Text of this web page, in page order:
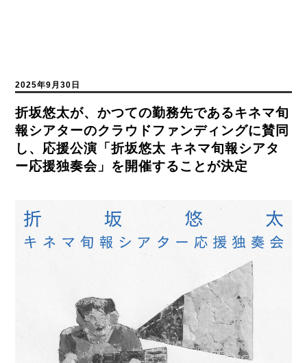
2025年9月30日
折坂悠太が、かつての勤務先であるキネマ旬
報シアターのクラウドファンディングに賛同
し、応援公演「折坂悠太 キネマ旬報シアタ
ー応援独奏会」を開催することが決定